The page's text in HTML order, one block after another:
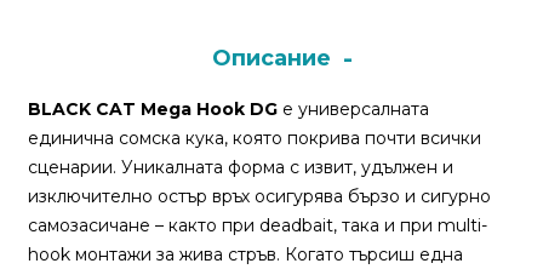
Плувки
Комплекти
за
Описание
BLACK CAT Mega Hook DG е универсалната
единична сомска кука, която покрива почти всички
сценарии. Уникалната форма с извит, удължен и
изключително остър връх осигурява бързо и сигурно
самозасичане – както при deadbait, така и при multi-
hook монтажи за жива стръв. Когато търсиш една